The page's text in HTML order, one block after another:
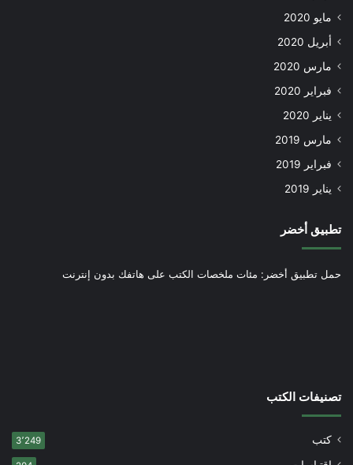
مايو 2020
أبريل 2020
مارس 2020
فبراير 2020
يناير 2020
مارس 2019
فبراير 2019
يناير 2019
تطبيق أخضر
حمل تطبيق أخضر: مئات ملخصات الكتب على هاتفك بدون إنترنت
تصنيفات الكتب
كتب 3٬249